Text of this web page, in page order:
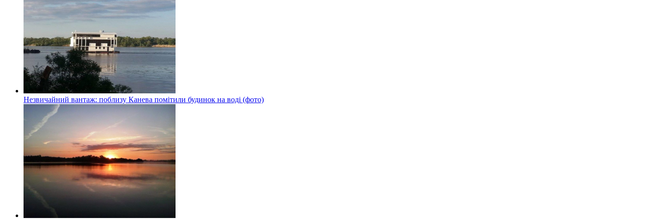
Незвичайний вантаж: поблизу Канева помітили будинок на воді (фото)